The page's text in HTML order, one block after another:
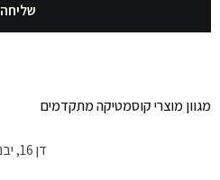
שליחה
מגוון מוצרי קוסמטיקה מתקדמים
דן 16, יבנה